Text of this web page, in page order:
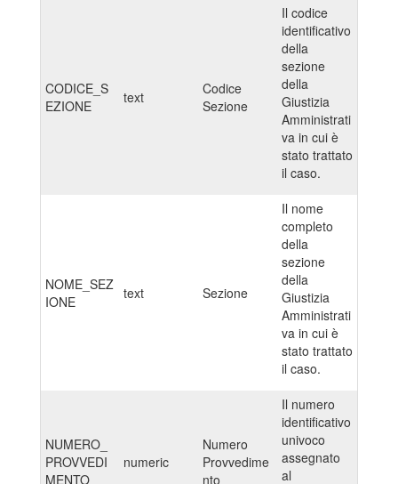
CODICE_S
EZIONE
text
Codice
Sezione
Il codice
identificativo
della
sezione
della
Giustizia
Amministrati
va in cui è
stato trattato
il caso.
NOME_SEZ
IONE
text Sezione
Il nome
completo
della
sezione
della
Giustizia
Amministrati
va in cui è
stato trattato
il caso.
NUMERO_
PROVVEDI
MENTO
numeric
Numero
Provvedime
nto
Il numero
identificativo
univoco
assegnato
al